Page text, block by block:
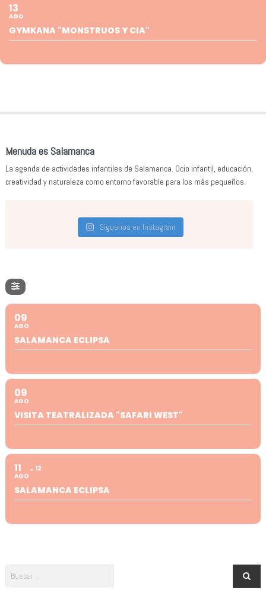
13
AGO
GYMKANA "MONSTRUOS Y CIA"
Menuda es Salamanca
La agenda de actividades infantiles de Salamanca. Ocio infantil, educación,
creatividad y naturaleza como entorno favorable para los más pequeños.
Síguenos en Instagram
09
AGO
SALAMANCA ECLIPSA
09
AGO
VISITA TEATRALIZADA "SAFARI WEST"
11
AGO
12
SALAMANCA ECLIPSA